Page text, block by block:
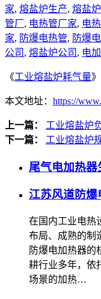
家, 熔盐炉生产, 熔盐
管厂, 电热管厂家, 电
家, 防爆电热管, 防爆
公司 , 熔盐炉公司 , 电
《工业熔盐炉耗气量
本文地址： https://
上一篇：
工业熔盐炉
下一篇：
工业熔盐炉
尾气电加热
江苏风道防
在国内工业电热
布局、成熟的制
防爆电加热器的
耕行业多年，依
场景的加热…